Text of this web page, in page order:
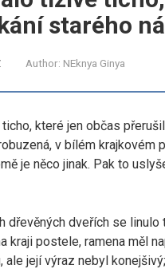
starého
Author: NEknya Ginya
které jen občas
v bílém krajkovém
je něco jinak. Pak to
dřevěných dveřích se
kraji postele, ramena měl
ale její výraz nebyl